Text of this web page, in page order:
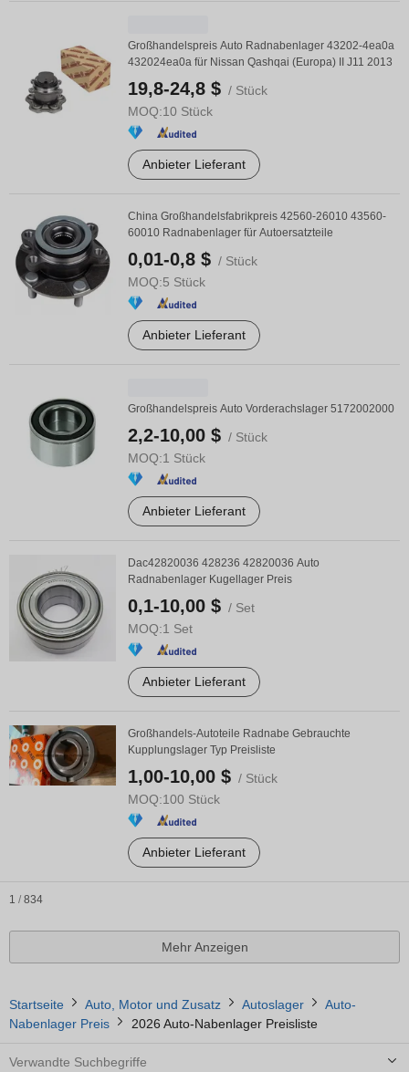
Großhandelspreis Auto Radnabenlager 43202-4ea0a
432024ea0a für Nissan Qashqai (Europa) II J11 2013
19,8-24,8 $ / Stück
MOQ:10 Stück
Anbieter Lieferant
China Großhandelsfabrikpreis 42560-26010 43560-
60010 Radnabenlager für Autoersatzteile
0,01-0,8 $ / Stück
MOQ:5 Stück
Anbieter Lieferant
Großhandelspreis Auto Vorderachslager 5172002000
2,2-10,00 $ / Stück
MOQ:1 Stück
Anbieter Lieferant
Dac42820036 428236 42820036 Auto
Radnabenlager Kugellager Preis
0,1-10,00 $ / Set
MOQ:1 Set
Anbieter Lieferant
Großhandels-Autoteile Radnabe Gebrauchte
Kupplungslager Typ Preisliste
1,00-10,00 $ / Stück
MOQ:100 Stück
Anbieter Lieferant
1 / 834
Mehr Anzeigen
Startseite Auto, Motor und Zusatz Autoslager
Auto-
Nabenlager Preis
2026 Auto-Nabenlager Preisliste
Verwandte Suchbegriffe